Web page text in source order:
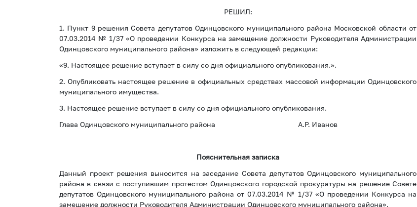
РЕШИЛ:
1. Пункт 9 решения Совета депутатов Одинцовского муниципального района Московской области от
07.03.2014 № 1/37 «О проведении Конкурса на замещение должности Руководителя Администрации
Одинцовского муниципального района» изложить в следующей редакции:
«9. Настоящее решение вступает в силу со дня официального опубликования.».
2. Опубликовать настоящее решение в официальных средствах массовой информации Одинцовского
муниципального имущества.
3. Настоящее решение вступает в силу со дня официального опубликования.
Глава Одинцовского муниципального района А.Р. Иванов
Пояснительная записка
Данный проект решения выносится на заседание Совета депутатов Одинцовского муниципального
района в связи с поступившим протестом Одинцовского городской прокуратуры на решение Совете
депутатов Одинцовского муниципального района от 07.03.2014 № 1/37 «О проведении Конкурса на
замещение должности Руководителя Администрации Одинцовского муниципального района».